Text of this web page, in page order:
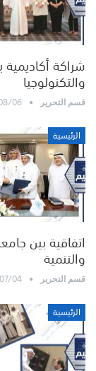
شراكة أكاديمية
والتكنولوجيا
قسم التحرير 06
الرئيسية
اتفاقية بين
والتنمية
قسم التحرير 04
الرئيسية